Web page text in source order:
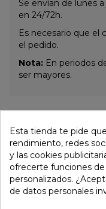
Se envían de lunes
en 24/72h.
Es necesario que el
el pedido.
Nota: En periodos
ser mayores.
categoría:
Esta tienda te pide
rendimiento, redes
y las cookies
ofrecerte funciones
personalizados.
de datos personales